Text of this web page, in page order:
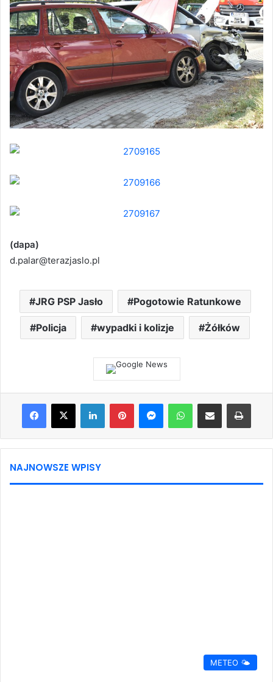
(dapa)
d.palar@terazjaslo.pl
JRG PSP Jasło Pogotowie Ratunkowe
Policja wypadki i kolizje Żółków
Facebook
X LinkedInPinterestMessengerWhatsAppShare via Email Print
NAJNOWSZE WPISY
METEO 🌤️